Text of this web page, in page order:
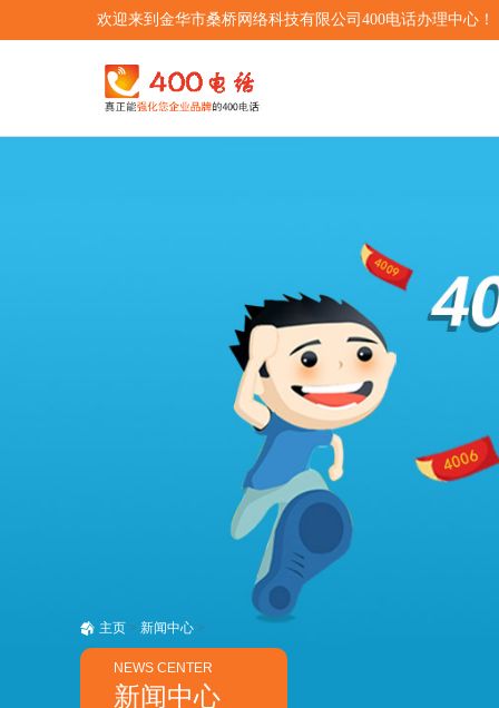
欢迎来到金华市桑桥网络科技有限公司400电话办理中心！
主页 > 新闻中心 >
NEWS CENTER
新闻中心